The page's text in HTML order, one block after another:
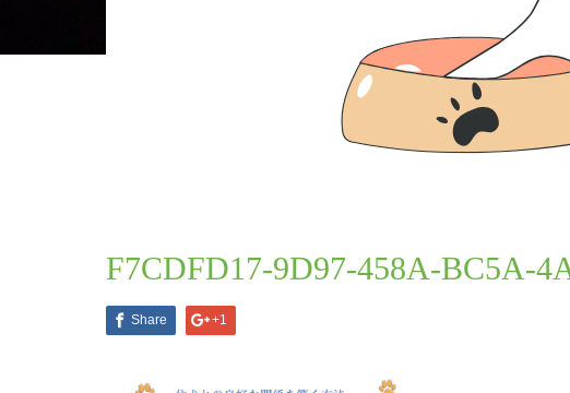
F7CDFD17-9D97-458A-BC5A-4ADF4D241E99
F7CDFD17-9D97-458A-BC5A-
Share +1